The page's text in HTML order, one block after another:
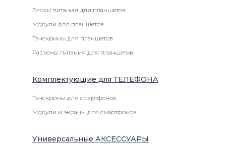
Блоки питания для планшетов
Модули для планшетов
Тачскрины для планшетов
Разъемы питания для планшетов
Комплектующие для ТЕЛЕФОНА
Тачскрины для смартфонов
Модули и экраны для смартфонов
Универсальные АКСЕССУАРЫ